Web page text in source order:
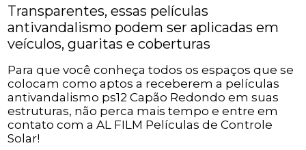
Transparentes, essas películas
antivandalismo podem ser aplicadas em
veículos, guaritas e coberturas
Para que você conheça todos os espaços que se
colocam como aptos a receberem a películas
antivandalismo ps12 Capão Redondo em suas
estruturas, não perca mais tempo e entre em
contato com a AL FILM Películas de Controle
Solar!